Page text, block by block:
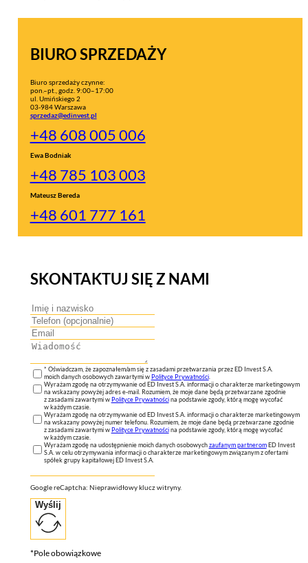
BIURO SPRZEDAŻY
Biuro sprzedaży czynne:
pon.–pt., godz. 9:00–17:00
ul. Umińskiego 2
03-984 Warszawa
sprzedaz@edinvest.pl
+48 608 005 006
Ewa Bodniak
+48 785 103 003
Mateusz Bereda
+48 601 777 161
SKONTAKTUJ SIĘ Z NAMI
* Oświadczam, że zapoznałem/am się z zasadami przetwarzania przez ED Invest S.A.
moich danych osobowych zawartymi wPolityce Prywatności.
Wyrażam zgodę na otrzymywanie od ED Invest S.A. informacji o charakterze marketingowym
na wskazany powyżej adres e-mail. Rozumiem, że moje dane będą przetwarzane zgodnie
z zasadami zawartymi wPolityce Prywatnościna podstawie zgody, którą mogę wycofać
w każdym czasie.
Wyrażam zgodę na otrzymywanie od ED Invest S.A. informacji o charakterze marketingowym
na wskazany powyżej numer telefonu. Rozumiem, że moje dane będą przetwarzane zgodnie
z zasadami zawartymi wPolityce Prywatnościna podstawie zgody, którą mogę wycofać
w każdym czasie.
Wyrażam zgodę na udostępnienie moich danych osobowychzaufanym partneromED Invest
S.A. w celu otrzymywania informacji o charakterze marketingowym związanym z ofertami
spółek grupy kapitałowej ED Invest S.A.
Google reCaptcha: Nieprawidłowy klucz witryny.
Wyślij
*Pole obowiązkowe